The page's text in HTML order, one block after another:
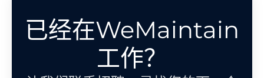
已经在WeMaintain
工作？